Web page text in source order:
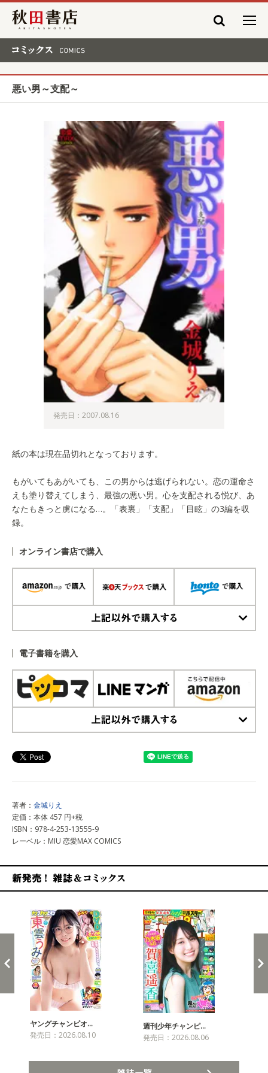
秋田書店
悪い男～支配～
発売日：2007.08.16
紙の本は現在品切れとなっております。
もがいてもあがいても、この男からは逃げられない。恋の運命さ
えも塗り替えてしまう、最強の悪い男。心を支配される悦び、あ
なたもきっと虜になる…。「表裏」「支配」「目眩」の3編を収
録。
オンライン書店で購入
電子書籍を購入
著者： 金城りえ
定価：本体 457 円+税
ISBN：978-4-253-13555-9
レーベル：MIU 恋愛MAX COMICS
ヤングチャンピオ…
発売日：2026.08.10
週刊少年チャンピ…
発売日：2026.08.06